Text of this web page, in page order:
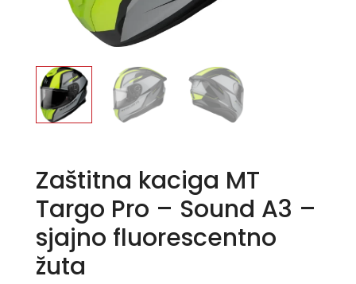
Zaštitna kaciga MT
Targo Pro – Sound A3 –
sjajno fluorescentno
žuta